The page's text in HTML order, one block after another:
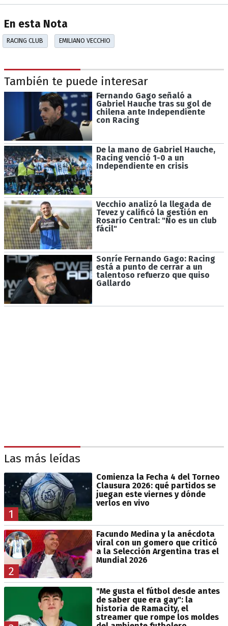
En esta Nota
RACING CLUB EMILIANO VECCHIO
También te puede interesar
Fernando Gago señaló a
Gabriel Hauche tras su gol de
chilena ante Independiente
con Racing
De la mano de Gabriel Hauche,
Racing venció 1-0 a un
Independiente en crisis
Vecchio analizó la llegada de
Tevez y calificó la gestión en
Rosario Central: "No es un club
fácil"
Sonríe Fernando Gago: Racing
está a punto de cerrar a un
talentoso refuerzo que quiso
Gallardo
Las más leídas
1
Comienza la Fecha 4 del Torneo
Clausura 2026: qué partidos se
juegan este viernes y dónde
verlos en vivo
2
Facundo Medina y la anécdota
viral con un gomero que criticó
a la Selección Argentina tras el
Mundial 2026
"Me gusta el fútbol desde antes
de saber que era gay": la
historia de Ramacity, el
streamer que rompe los moldes